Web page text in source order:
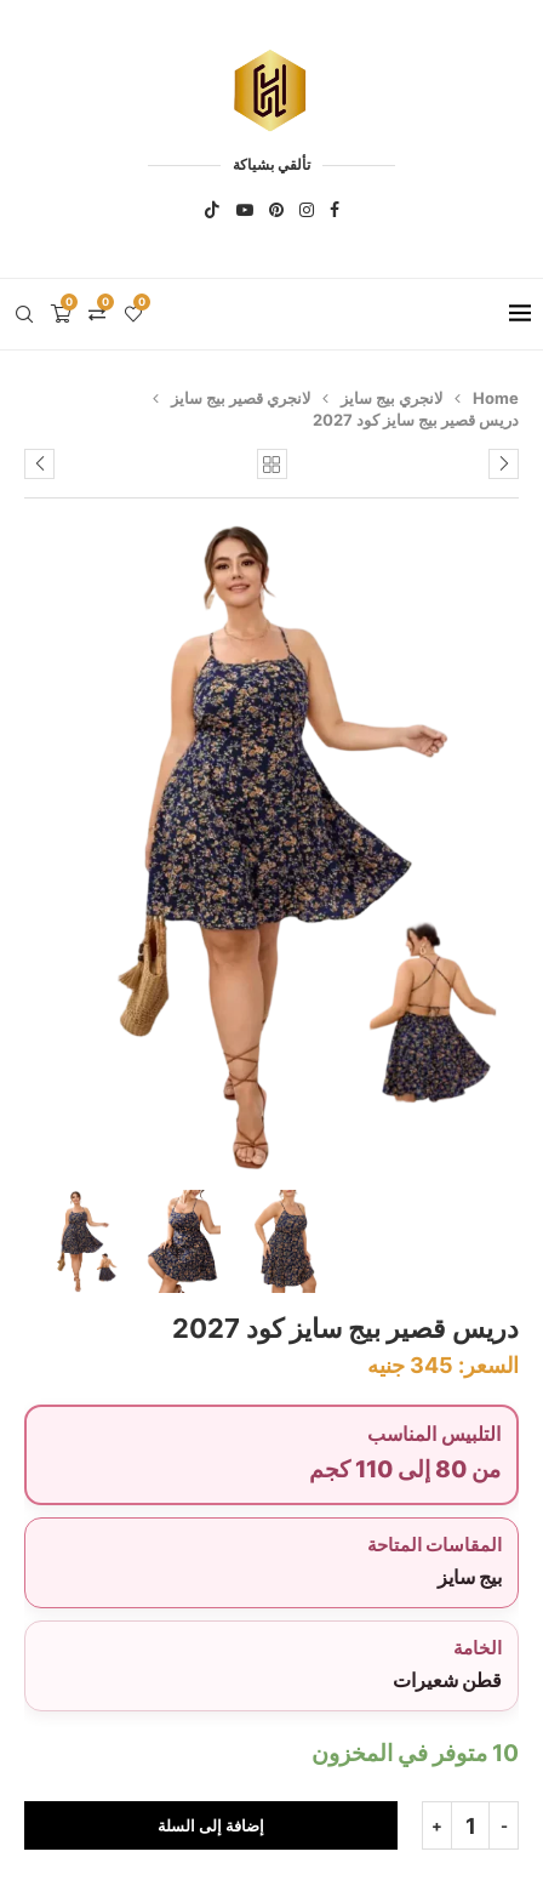
تألقي بشياكة
0 0 0
Home لانجري بيج سايز
لانجري قصير بيج سايز
دريس قصير بيج سايز كود 2027
دريس قصير بيج سايز كود 2027
السعر: 345 جنيه
التلبيس المناسب
من 80 إلى 110 كجم
المقاسات المتاحة
بيج سايز
الخامة
قطن شعيرات
10 متوفر في المخزون
إضافة إلى السلة